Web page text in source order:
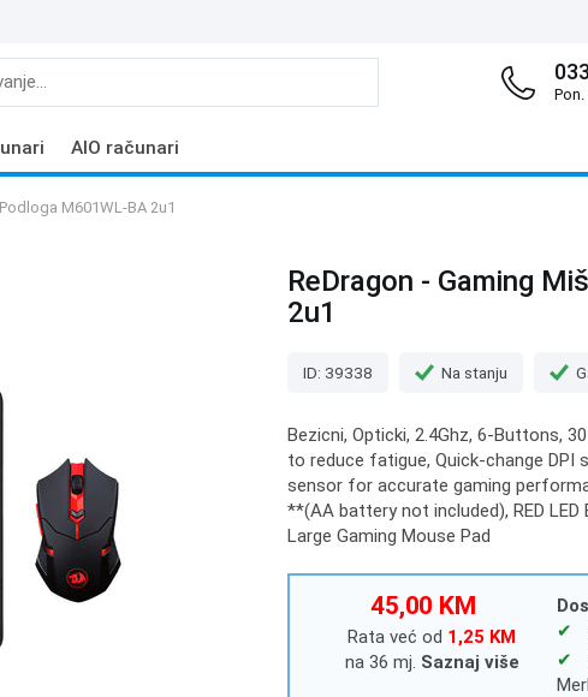
AIO računari
M601WL-BA 2u1
ReDragon - Gaming
2u1
ID: 39338 Na stanju
Bezicni, Opticki, 2.4Ghz, 6-Buttons,
to reduce fatigue, Quick-change DPI
sensor for accurate gaming
**(AA battery not included), RED
Large Gaming Mouse Pad
45,00 KM
Rata već od 1,25 KM
na 36 mj. Saznaj više